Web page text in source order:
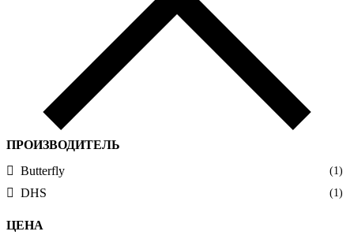
ПРОИЗВОДИТЕЛЬ
Butterfly
(1)
DHS (1)
ЦЕНА